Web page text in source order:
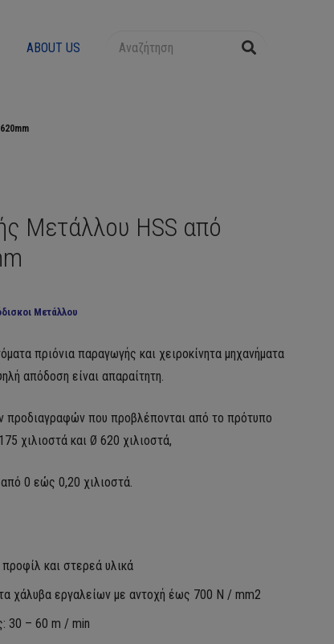
ABOUT US
Μετάλλου HSS από
Μετάλλου
πριόνια παραγωγής και χειροκίνητα μηχανήματα
απόδοση είναι απαραίτητη.
προδιαγραφών που προβλέπονται από το πρότυπο
χιλιοστά και Ø 620 χιλιοστά,
0 εώς 0,20 χιλιοστά.
και στερεά υλικά
χάλυβα εργαλείων με αντοχή έως 700 N / mm2
30 – 60 m / min